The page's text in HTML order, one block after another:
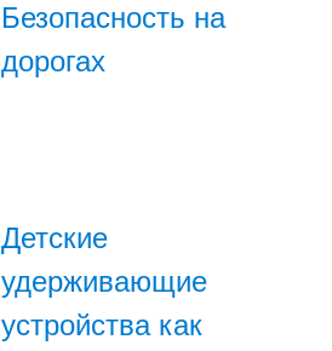
Безопасность на
дорогах
Детские
удерживающие
устройства как